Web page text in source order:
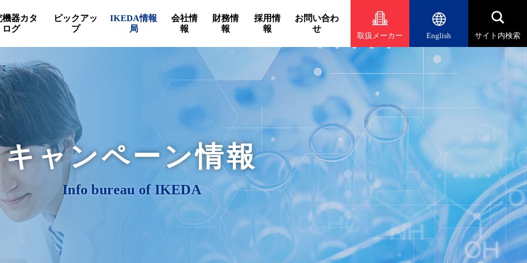
機器カタ
ログ
ピックアッ
プ
IKEDA情報
局
会社情
報
財務情
報
採用情
報
お問い合わ
せ
取扱メーカー English サイト内検索
キャンペーン情報